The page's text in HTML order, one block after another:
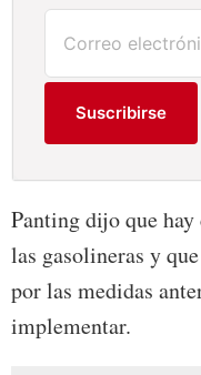
Suscribirse
Panting dijo que
las gasolineras y
por las medidas
implementar.